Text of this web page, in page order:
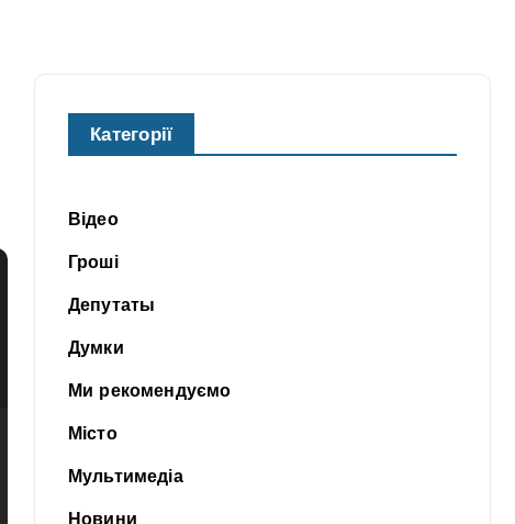
Категорії
Відео
Гроші
Депутаты
Думки
Ми рекомендуємо
Місто
Мультимедіа